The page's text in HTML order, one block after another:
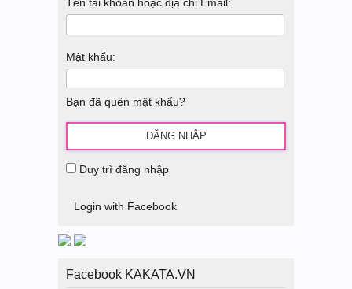
Mật khẩu:
Bạn đã quên mật khẩu?
Duy trì đăng nhập
Login with Facebook
Facebook KAKATA.VN